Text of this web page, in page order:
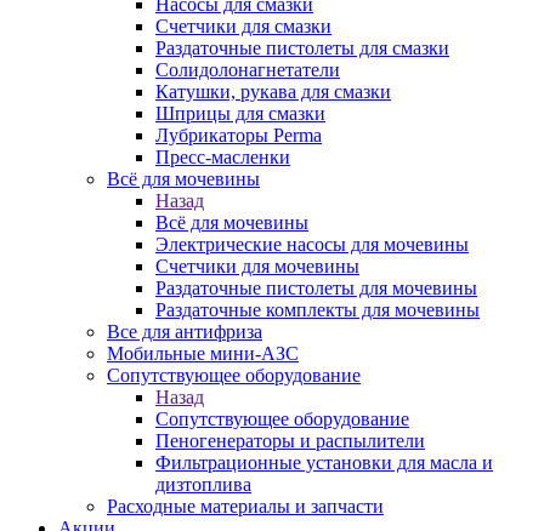
Насосы для смазки
Счетчики для смазки
Раздаточные пистолеты для смазки
Солидолонагнетатели
Катушки, рукава для смазки
Шприцы для смазки
Лубрикаторы Perma
Пресс-масленки
Всё для мочевины
Назад
Всё для мочевины
Электрические насосы для мочевины
Счетчики для мочевины
Раздаточные пистолеты для мочевины
Раздаточные комплекты для мочевины
Все для антифриза
Мобильные мини-АЗС
Сопутствующее оборудование
Назад
Сопутствующее оборудование
Пеногенераторы и распылители
Фильтрационные установки для масла и
дизтоплива
Расходные материалы и запчасти